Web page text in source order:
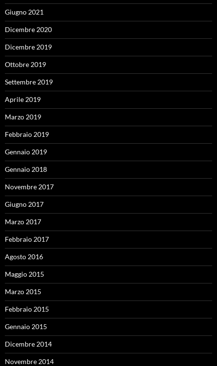
Giugno 2021
Dicembre 2020
Dicembre 2019
Ottobre 2019
Settembre 2019
Aprile 2019
Marzo 2019
Febbraio 2019
Gennaio 2019
Gennaio 2018
Novembre 2017
Giugno 2017
Marzo 2017
Febbraio 2017
Agosto 2016
Maggio 2015
Marzo 2015
Febbraio 2015
Gennaio 2015
Dicembre 2014
Novembre 2014